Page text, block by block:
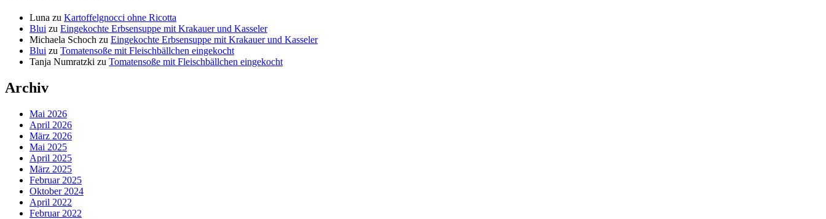
Luna zu Kartoffelgnocci ohne Ricotta
Blui zu Eingekochte Erbsensuppe mit Krakauer und Kasseler
Michaela Schoch zu Eingekochte Erbsensuppe mit Krakauer und Kasseler
Blui zu Tomatensoße mit Fleischbällchen eingekocht
Tanja Numratzki zu Tomatensoße mit Fleischbällchen eingekocht
Archiv
Mai 2026
April 2026
März 2026
Mai 2025
April 2025
März 2025
Februar 2025
Oktober 2024
April 2022
Februar 2022